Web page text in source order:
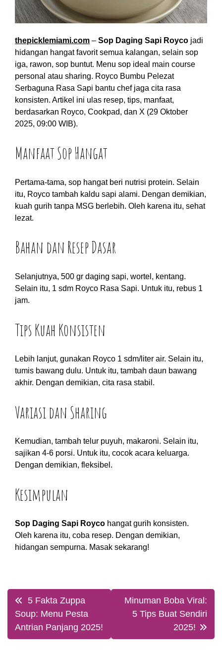
thepicklemiami.com – Sop Daging Sapi Royco jadi
hidangan hangat favorit semua kalangan, selain sop
iga, rawon, sop buntut. Menu sop ideal main course
personal atau sharing. Royco Bumbu Pelezat
Serbaguna Rasa Sapi bantu chef jaga cita rasa
konsisten. Artikel ini ulas resep, tips, manfaat,
berdasarkan Royco, Cookpad, dan X (29 Oktober
2025, 09:00 WIB).
Manfaat Sop Hangat
Pertama-tama, sop hangat beri nutrisi protein. Selain
itu, Royco tambah kaldu sapi alami. Dengan demikian,
kuah gurih tanpa MSG berlebih. Oleh karena itu, sehat
lezat.
Bahan dan Resep Dasar
Selanjutnya, 500 gr daging sapi, wortel, kentang.
Selain itu, 1 sdm Royco Rasa Sapi. Untuk itu, rebus 1
jam.
Tips Kuah Konsisten
Lebih lanjut, gunakan Royco 1 sdm/liter air. Selain itu,
tumis bawang dulu. Untuk itu, tambah daun bawang
akhir. Dengan demikian, cita rasa stabil.
Variasi dan Sharing
Kemudian, tambah telur puyuh, makaroni. Selain itu,
sajikan 4-6 porsi. Untuk itu, cocok acara keluarga.
Dengan demikian, fleksibel.
Kesimpulan
Sop Daging Sapi Royco hangat gurih konsisten.
Oleh karena itu, coba resep. Dengan demikian,
hidangan sempurna. Masak sekarang!
Post
navigation
5 Fakta Zuppa
Soup: Menu Pesta
Antrian Panjang 2025!
Minuman Boba Viral:
5 Tips Buat Sendiri
2025!